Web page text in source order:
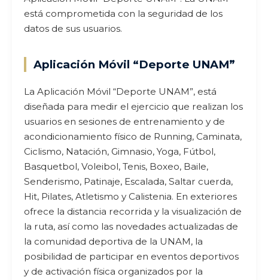
está comprometida con la seguridad de los
datos de sus usuarios.
Aplicación Móvil “Deporte UNAM”
La Aplicación Móvil “Deporte UNAM”, está
diseñada para medir el ejercicio que realizan los
usuarios en sesiones de entrenamiento y de
acondicionamiento físico de Running, Caminata,
Ciclismo, Natación, Gimnasio, Yoga, Fútbol,
Basquetbol, Voleibol, Tenis, Boxeo, Baile,
Senderismo, Patinaje, Escalada, Saltar cuerda,
Hit, Pilates, Atletismo y Calistenia. En exteriores
ofrece la distancia recorrida y la visualización de
la ruta, así como las novedades actualizadas de
la comunidad deportiva de la UNAM, la
posibilidad de participar en eventos deportivos
y de activación física organizados por la